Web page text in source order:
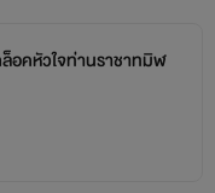
อคหัวใจท่านราชาทมิฬ